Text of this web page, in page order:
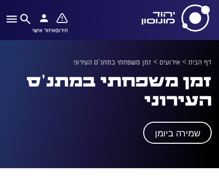
חירוםאיזור אישי
דף הבית> אירועים > זמן משפחתי במתנ'ס העירוני
זמן משפחתי במתנ'ס
העירוני
שמירה ביומן